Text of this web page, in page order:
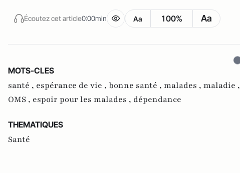
Écoutez cet article0:00min Aa 100% Aa
MOTS-CLES
santé , espérance de vie , bonne santé , malades , maladie ,
OMS , espoir pour les malades , dépendance
THEMATIQUES
Santé